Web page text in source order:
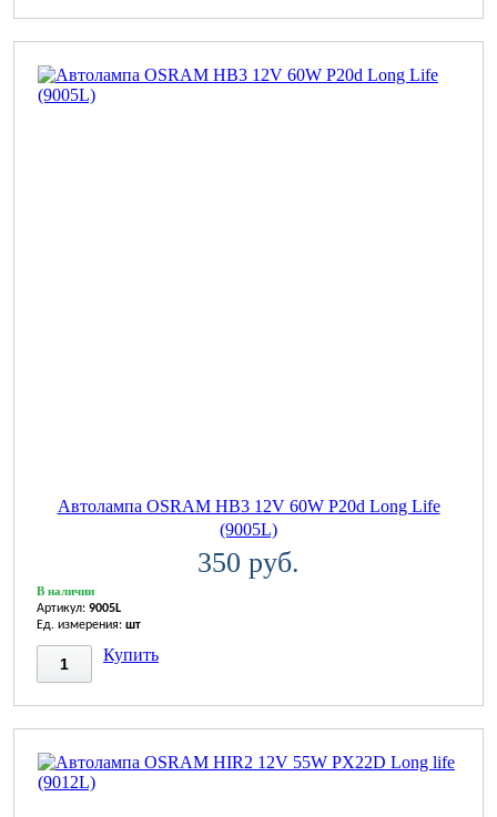
Автолампа OSRAM НВ3 12V 60W P20d Long Life
(9005L)
350 руб.
В наличии
Артикул: 9005L
Ед. измерения: шт
Купить